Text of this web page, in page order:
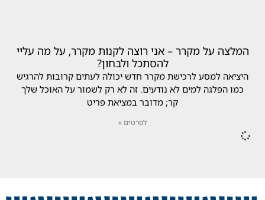
המלצה על מקרר – אני רוצה לקנות מקרר, על מה עליי
להסתכל ולבחון?
היציאה למסע לרכישת מקרר חדש יכולה לעתים קרובות להרגיש
כמו הפלגה למים לא נודעים. זה לא רק לשמור על האוכל שלך
קר; מדובר במציאת פריט
לפרטים »